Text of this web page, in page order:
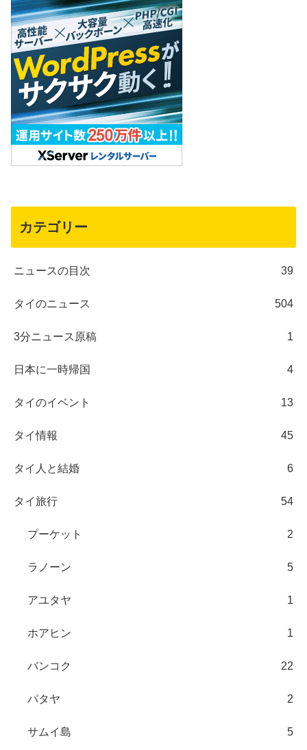
カテゴリー
ニュースの目次 39
タイのニュース 504
3分ニュース原稿 1
日本に一時帰国 4
タイのイベント 13
タイ情報 45
タイ人と結婚 6
タイ旅行 54
プーケット 2
ラノーン 5
アユタヤ 1
ホアヒン 1
バンコク 22
パタヤ 2
サムイ島 5